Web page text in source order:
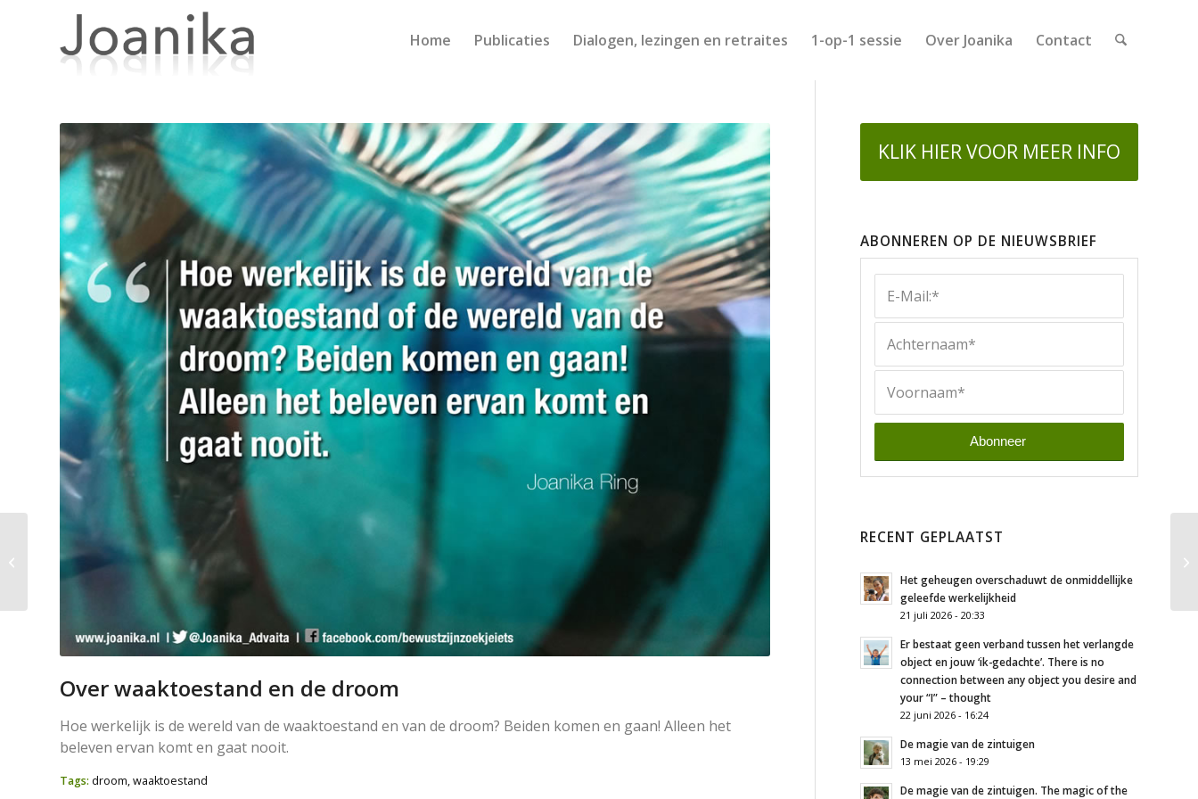
Home Publicaties Dialogen, lezingen en retraites 1-op-1 sessie Over Joanika Contact
Over waaktoestand en de droom
Hoe werkelijk is de wereld van de waaktoestand en van de droom? Beiden komen en gaan! Alleen het
beleven ervan komt en gaat nooit.
Tags: droom,waaktoestand
KLIK HIER VOOR MEER INFO
ABONNEREN OP DE NIEUWSBRIEF
RECENT GEPLAATST
Het geheugen overschaduwt de onmiddellijke
geleefde werkelijkheid
21 juli 2026 - 20:33
Er bestaat geen verband tussen het verlangde
object en jouw ‘ik-gedachte’. There is no
connection between any object you desire and
your “I” – thought
22 juni 2026 - 16:24
De magie van de zintuigen
13 mei 2026 - 19:29
De magie van de zintuigen. The magic of the
Wat is angst? (artikel in